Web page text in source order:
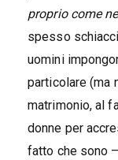
proprio come
spesso
uomini
particolare (ma
matrimonio, al
donne per
fatto che sono